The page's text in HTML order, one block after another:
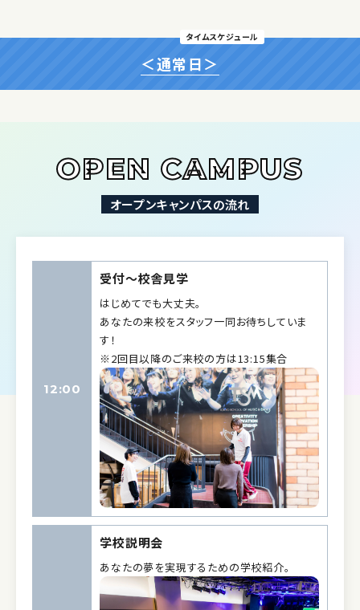
タイムスケジュール
＜通常日＞
OPEN CAMPUS
オープンキャンパスの流れ
12:00
受付〜校舎見学
はじめてでも大丈夫。
あなたの来校をスタッフ一同お待ちしていま
す！
※2回目以降のご来校の方は13:15集合
学校説明会
あなたの夢を実現するための学校紹介。